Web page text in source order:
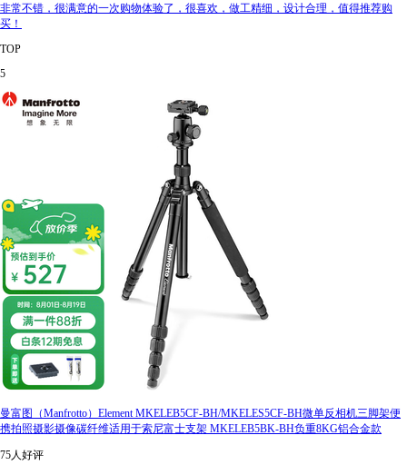
非常不错，很满意的一次购物体验了，很喜欢，做工精细，设计合理，值得推荐购
买！
TOP
5
曼富图（Manfrotto）Element MKELEB5CF-BH/MKELES5CF-BH微单反相机三脚架便
携拍照摄影摄像碳纤维适用于索尼富士支架 MKELEB5BK-BH负重8KG铝合金款
75人好评